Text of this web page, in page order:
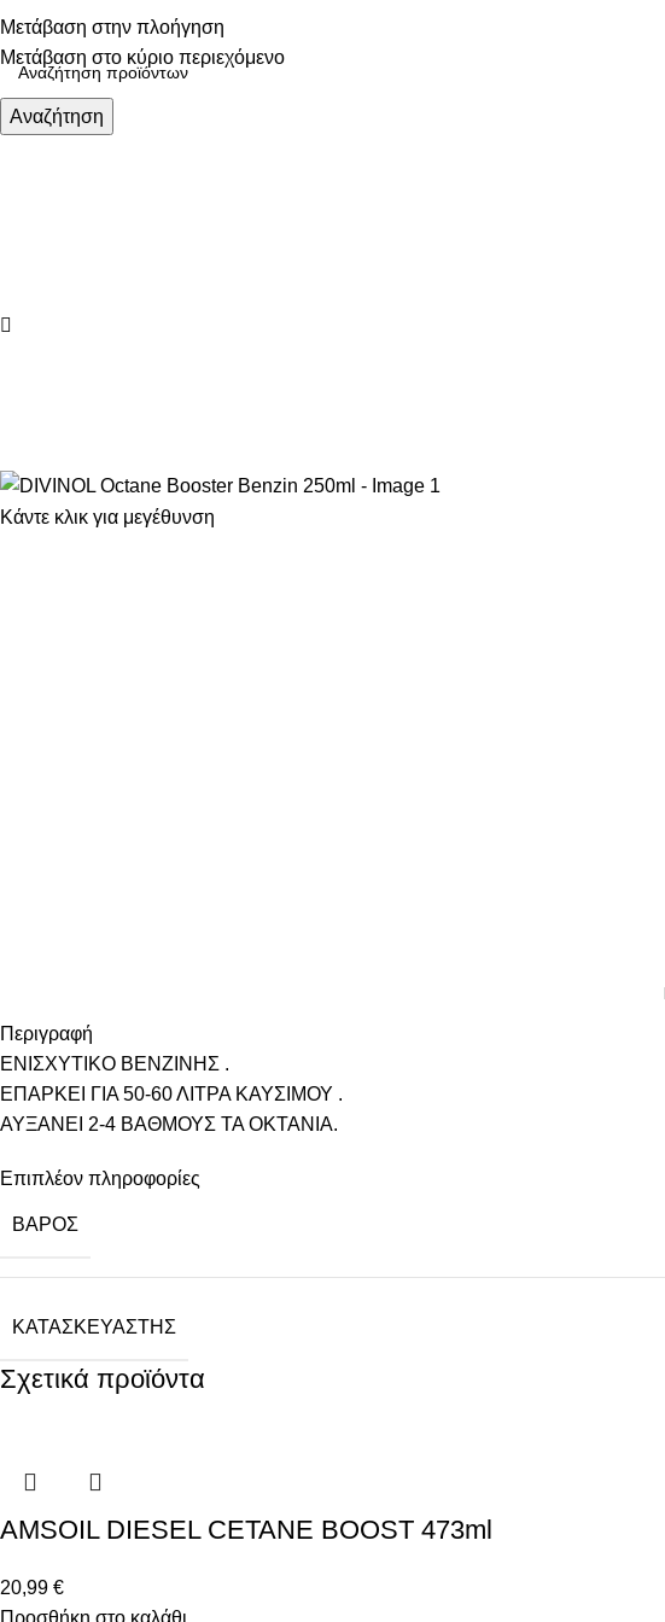
Μετάβαση στην πλοήγηση
Μετάβαση στο κύριο περιεχόμενο
Αναζήτηση
Κάντε κλικ για μεγέθυνση
Περιγραφή
ΕΝΙΣΧΥΤΙΚΟ ΒΕΝΖΙΝΗΣ .
ΕΠΑΡΚΕΙ ΓΙΑ 50-60 ΛΙΤΡΑ ΚΑΥΣΙΜΟΥ .
ΑΥΞΑΝΕΙ 2-4 ΒΑΘΜΟΥΣ ΤΑ ΟΚΤΑΝΙΑ.
Επιπλέον πληροφορίες
ΒΆΡΟΣ
ΚΑΤΑΣΚΕΥΑΣΤΉΣ
Σχετικά προϊόντα
AMSOIL DIESEL CETANE BOOST 473ml
20,99 €